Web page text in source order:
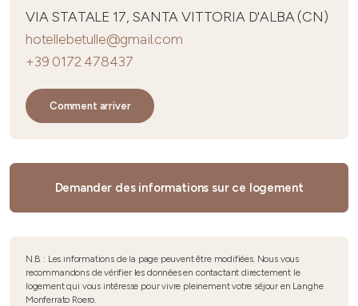
VIA STATALE 17, SANTA VITTORIA D'ALBA (CN)
hotellebetulle@gmail.com
+39 0172 478437
Comment arriver
Demander des informations sur ce logement
N.B. : Les informations de la page peuvent être modifiées. Nous vous
recommandons de vérifier les données en contactant directement le
logement qui vous intéresse pour vivre pleinement votre séjour en Langhe
Monferrato Roero.